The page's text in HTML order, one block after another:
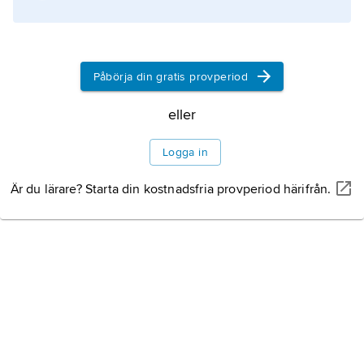
Information om artikeln
Påbörja din gratis provperiod
eller
Logga in
Är du lärare? Starta din kostnadsfria provperiod härifrån.